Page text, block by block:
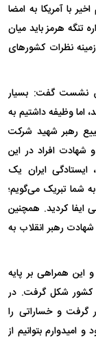
با آمریکا به امضا
تنگه هرمز باید میان
نظرات کشور‌های
نشست گفت: بسیار
اما وظیفه داشتیم به
رهبر شهید شرکت
شهادت افراد در این
ایران یک
شما تبریک می‌گویم؛
ایفا کردید. همچنین
رهبر انقلاب به
بود و این همراهی بر پایه
کشور شکل گرفت. در
گرفت و خساراتی را
امیدوارم بتوانیم از